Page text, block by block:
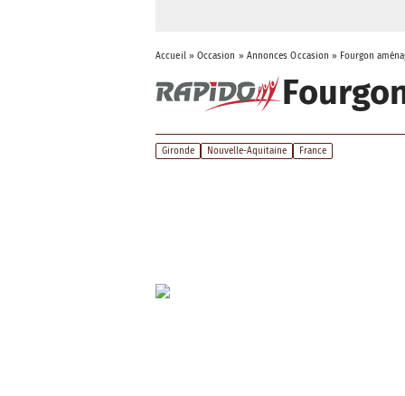
Accueil» Occasion » Annonces Occasion » Fourgon
Gironde Nouvelle-Aquitaine France